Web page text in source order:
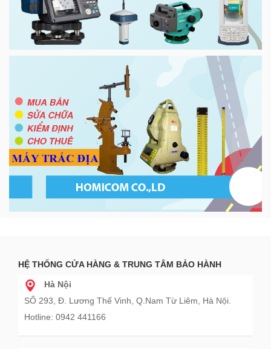
HỆ THỐNG CỬA HÀNG & TRUNG TÂM BẢO HÀNH
Hà Nội
SỐ 293, Đ. Lương Thế Vinh, Q.Nam Từ Liêm, Hà Nội.
Hotline: 0942 441166